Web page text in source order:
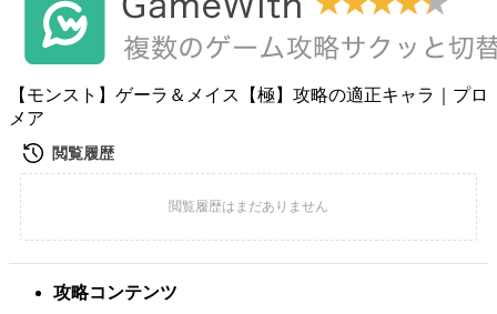
【モンスト】ゲーラ＆メイス【極】攻略の適正キャラ｜プロ
メア
攻略コンテンツ